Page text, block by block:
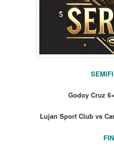
Godoy Cruz
Lujan Sport Club vs